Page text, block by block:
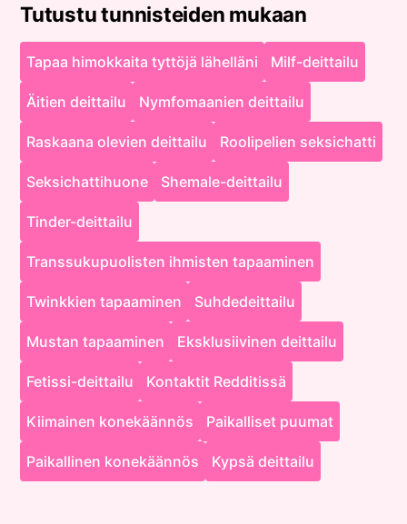
Tutustu tunnisteiden mukaan
Tapaa himokkaita tyttöjä lähelläni Milf-deittailu
Äitien deittailu Nymfomaanien deittailu
Raskaana olevien deittailu Roolipelien seksichatti
Seksichattihuone Shemale-deittailu
Tinder-deittailu
Transsukupuolisten ihmisten tapaaminen
Twinkkien tapaaminen Suhdedeittailu
Mustan tapaaminen Eksklusiivinen deittailu
Fetissi-deittailu Kontaktit Redditissä
Kiimainen konekäännös Paikalliset puumat
Paikallinen konekäännös Kypsä deittailu